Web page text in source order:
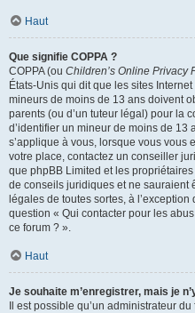
Haut
Que signifie COPPA ?
COPPA (ou Children’s Online Privacy
États-Unis qui dit que les sites
mineurs de moins de 13 ans doivent
parents (ou d’un tuteur légal) pour la
d’identifier un mineur de moins de 13
s’applique à vous, lorsque vous vous
votre place, contactez un conseiller
que phpBB Limited et les
de conseils juridiques et ne sauraient
légales de toutes sortes, à
question « Qui contacter pour les
ce forum ? ».
Haut
Je souhaite m’enregistrer, mais je
Il est possible qu’un administrateur